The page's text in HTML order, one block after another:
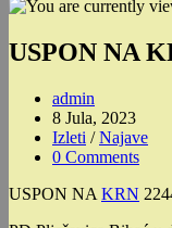
USPON NA
Post
author:
admin
Post
published:
8 Jula, 2023
Post
category:
Izleti / Najave
Post
0 Comments
USPON NA KRN